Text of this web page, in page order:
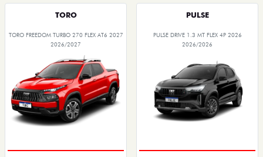
TORO
TORO FREEDOM TURBO 270 FLEX AT6 2027
2026/2027
PULSE
PULSE DRIVE 1.3 MT FLEX 4P 2026
2026/2026